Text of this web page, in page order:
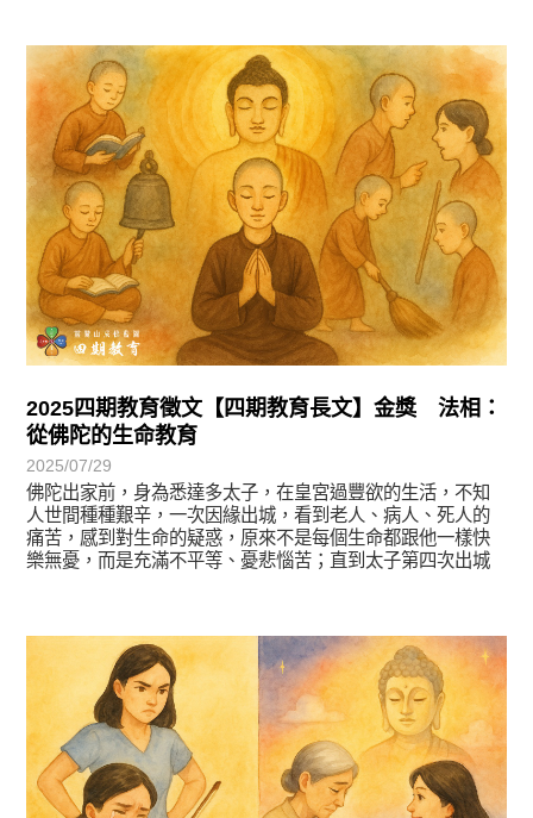
2025四期教育徵文【四期教育長文】金獎 法相：
從佛陀的生命教育
2025/07/29
佛陀出家前，身為悉達多太子，在皇宮過豐欲的生活，不知
人世間種種艱辛，一次因緣出城，看到老人、病人、死人的
痛苦，感到對生命的疑惑，原來不是每個生命都跟他一樣快
樂無憂，而是充滿不平等、憂悲惱苦；直到太子第四次出城
徵文賞析
徵文賞析